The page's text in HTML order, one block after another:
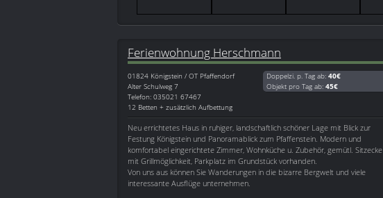
Ferienwohnung Herschmann
01824 Königstein / OT Pfaffendorf
Alter Schulweg 7
Telefon: 035021 67467
12 Betten + zusätzlich Aufbettung
Doppelzi. p. Tag ab: 40€
Objekt pro Tag ab: 45€
Neu errichtetes Haus in ruhiger, landschaftlich schöner Lage mit Blick zur
Festung Königstein und Panoramablick zum Pfaffenstein. Modern und
komfortabel eingerichtete Zimmer, Wohnküche u. Zubehör, gemütl. Sitzecke
mit Grillmöglichkeit, Parkplatz im Grundstück vorhanden.
Von uns aus können Sie Wanderungen in die bizarre Bergwelt und viele
interessante Ausflüge unternehmen.